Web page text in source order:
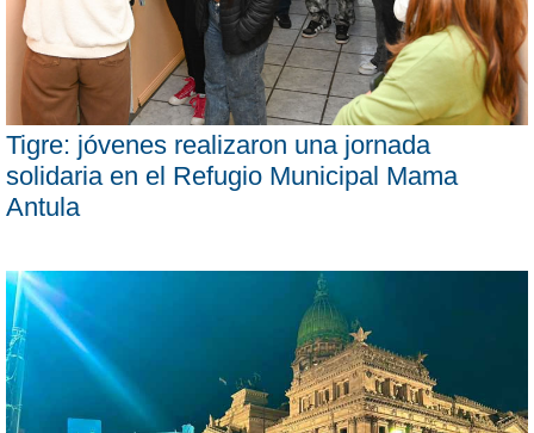
Tigre: jóvenes realizaron una jornada
solidaria en el Refugio Municipal Mama
Antula